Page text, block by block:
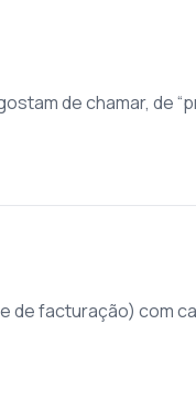
de chamar, de
de facturação) com